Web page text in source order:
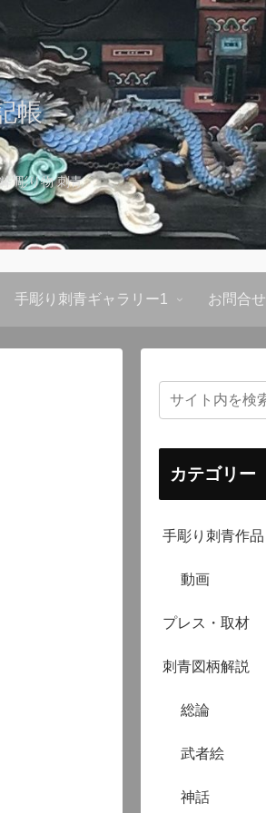
帳
彫り物 刺青
手彫り刺青ギャラリー1 お問合せ
カテゴリー
手彫り刺青作品
動画
プレス・取材
刺青図柄解説
総論
武者絵
神話